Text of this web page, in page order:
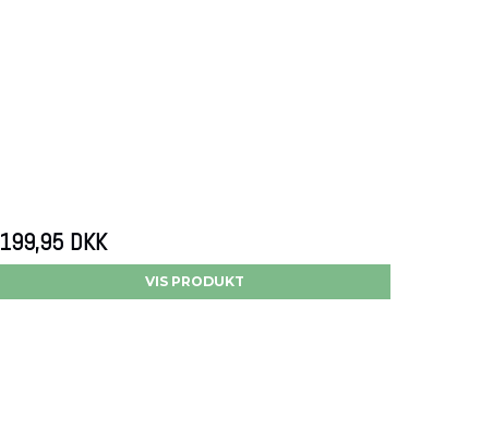
199,95 DKK
VIS PRODUKT